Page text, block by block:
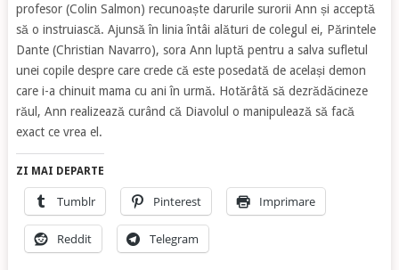
profesor (Colin Salmon) recunoaște darurile surorii Ann și acceptă
să o instruiască. Ajunsă în linia întâi alături de colegul ei, Părintele
Dante (Christian Navarro), sora Ann luptă pentru a salva sufletul
unei copile despre care crede că este posedată de același demon
care i-a chinuit mama cu ani în urmă. Hotărâtă să dezrădăcineze
răul, Ann realizează curând că Diavolul o manipulează să facă
exact ce vrea el.
ZI MAI DEPARTE
Tumblr Pinterest Imprimare
Reddit Telegram